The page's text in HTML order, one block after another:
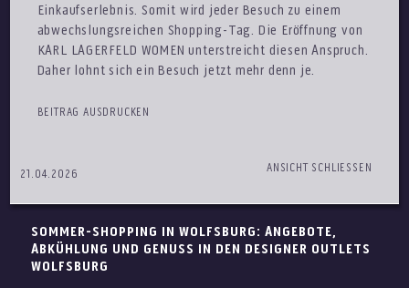
21.04.2026
Einkaufserlebnis. Somit wird jeder Besuch zu einem
abwechslungsreichen Shopping-Tag. Die Eröffnung von
KARL LAGERFELD WOMEN unterstreicht diesen Anspruch.
Daher lohnt sich ein Besuch jetzt mehr denn je.
BEITRAG AUSDRUCKEN
ANSICHT SCHLIESSEN
SOMMER-SHOPPING IN WOLFSBURG: ANGEBOTE,
ABKÜHLUNG UND GENUSS IN DEN DESIGNER OUTLETS
WOLFSBURG